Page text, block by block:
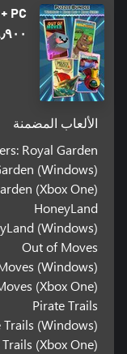
PC)
٩٫٩٠٠
الألعاب المضمنة
Royal Garden
(Windows)
(Xbox One)
HoneyLand
(Windows)
Out of Moves
(Windows)
(Xbox One)
Pirate Trails
Trails (Windows)
(Xbox One)